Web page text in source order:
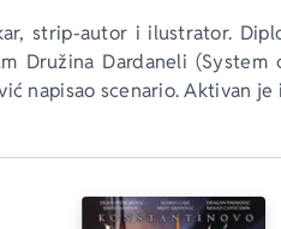
strip-autor i ilustrator.
Družina Dardaneli (System
napisao scenario. Aktivan